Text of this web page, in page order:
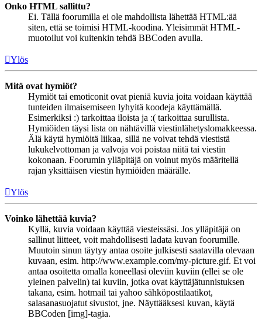
Onko HTML sallittu?
Ei. Tällä foorumilla ei ole mahdollista lähettää HTML:ää
siten, että se toimisi HTML-koodina. Yleisimmät HTML-
muotoilut voi kuitenkin tehdä BBCoden avulla.
Ylös
Mitä ovat hymiöt?
Hymiöt tai emoticonit ovat pieniä kuvia joita voidaan käyttää
tunteiden ilmaisemiseen lyhyitä koodeja käyttämällä.
Esimerkiksi :) tarkoittaa iloista ja :( tarkoittaa surullista.
Hymiöiden täysi lista on nähtävillä viestinlähetyslomakkeessa.
Älä käytä hymiöitä liikaa, sillä ne voivat tehdä viestistä
lukukelvottoman ja valvoja voi poistaa niitä tai viestin
kokonaan. Foorumin ylläpitäjä on voinut myös määritellä
rajan yksittäisen viestin hymiöiden määrälle.
Ylös
Voinko lähettää kuvia?
Kyllä, kuvia voidaan käyttää viesteissäsi. Jos ylläpitäjä on
sallinut liitteet, voit mahdollisesti ladata kuvan foorumille.
Muutoin sinun täytyy antaa osoite julkisesti saatavilla olevaan
kuvaan, esim. http://www.example.com/my-picture.gif. Et voi
antaa osoitetta omalla koneellasi oleviin kuviin (ellei se ole
yleinen palvelin) tai kuviin, jotka ovat käyttäjätunnistuksen
takana, esim. hotmail tai yahoo sähköpostilaatikot,
salasanasuojatut sivustot, jne. Näyttääksesi kuvan, käytä
BBCoden [img]-tagia.